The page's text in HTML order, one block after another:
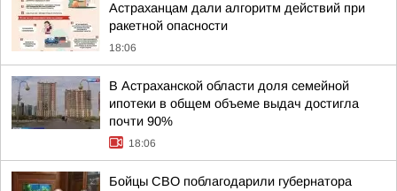
Астраханцам дали алгоритм действий при
ракетной опасности
18:06
В Астраханской области доля семейной
ипотеки в общем объеме выдач достигла
почти 90%
18:06
Бойцы СВО поблагодарили губернатора